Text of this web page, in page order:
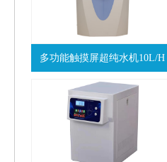
多功能触摸屏超纯水机10L/H
查看详情